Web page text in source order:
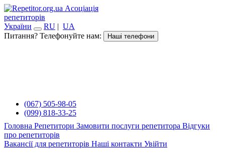
Асоціація
репетиторів
України
RU | UA
Питання? Телефонуйте нам:
Наші телефони
(067) 505-98-05
(099) 818-33-25
Головна Репетитори Замовити послуги репетитора Відгуки
про репетиторів
Вакансії для репетиторів Наші контакти Увійти